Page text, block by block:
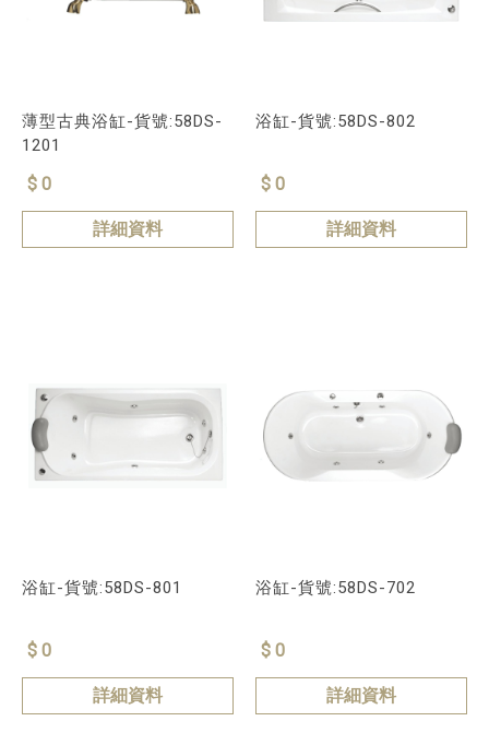
薄型古典浴缸-貨號:58DS-
1201
$ 0
詳細資料
浴缸-貨號:58DS-802
$ 0
詳細資料
浴缸-貨號:58DS-801
$ 0
詳細資料
浴缸-貨號:58DS-702
$ 0
詳細資料